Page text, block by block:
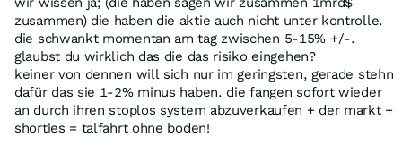
zusammen) die haben die aktie auch nicht unter kontrolle.
die schwankt momentan am tag zwischen 5-15% +/-.
glaubst du wirklich das die das risiko eingehen?
keiner von dennen will sich nur im geringsten, gerade stehn
dafür das sie 1-2% minus haben. die fangen sofort wieder
an durch ihren stoplos system abzuverkaufen + der markt +
shorties = talfahrt ohne boden!